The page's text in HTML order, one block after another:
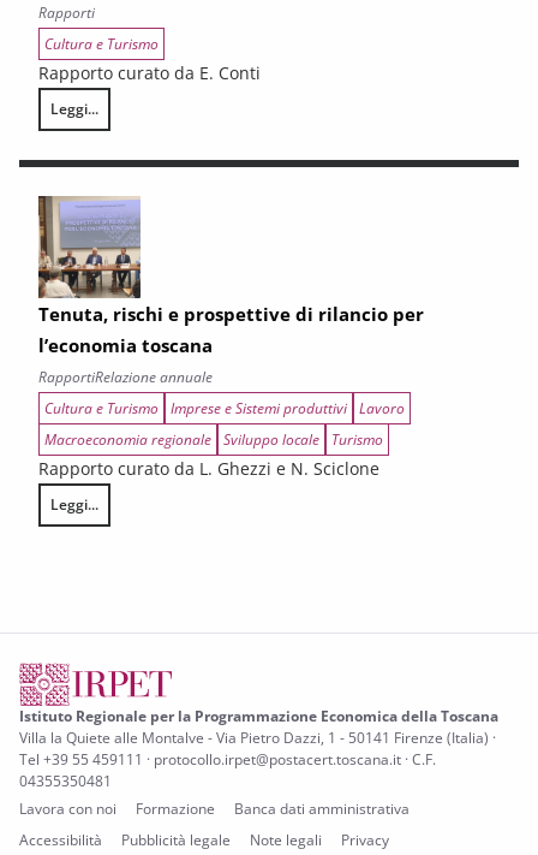
Rapporti
Cultura e Turismo
Rapporto curato da E. Conti
Leggi...
RAPPORTO SUL TURISMO IN TOSCANA. La congiuntura 2025 e il
Tenuta, rischi e prospettive di rilancio per
l’economia toscana
RapportiRelazione annuale
Cultura e Turismo Imprese e Sistemi produttivi Lavoro
Macroeconomia regionale Sviluppo locale Turismo
Rapporto curato da L. Ghezzi e N. Sciclone
Leggi...
Tenuta, rischi e prospettive di rilancio per l’economia toscana
Istituto Regionale per la Programmazione Economica della Toscana
Villa la Quiete alle Montalve - Via Pietro Dazzi, 1 - 50141 Firenze (Italia) ·
Tel +39 55 459111 · protocollo.irpet@postacert.toscana.it · C.F.
04355350481
Lavora con noi
Formazione
Banca dati amministrativa
Accessibilità
Pubblicità legale Note legali Privacy